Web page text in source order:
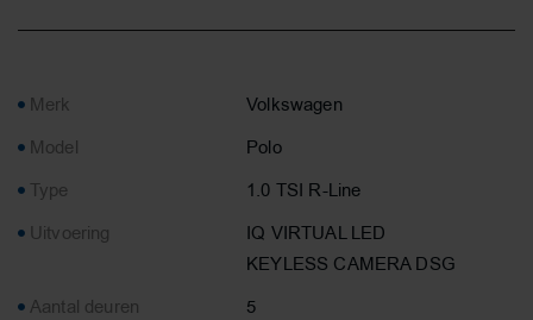
Merk
Volkswagen
Model
Polo
Type
1.0 TSI R-Line
Uitvoering
IQ VIRTUAL LED
KEYLESS CAMERA DSG
Aantal deuren
5